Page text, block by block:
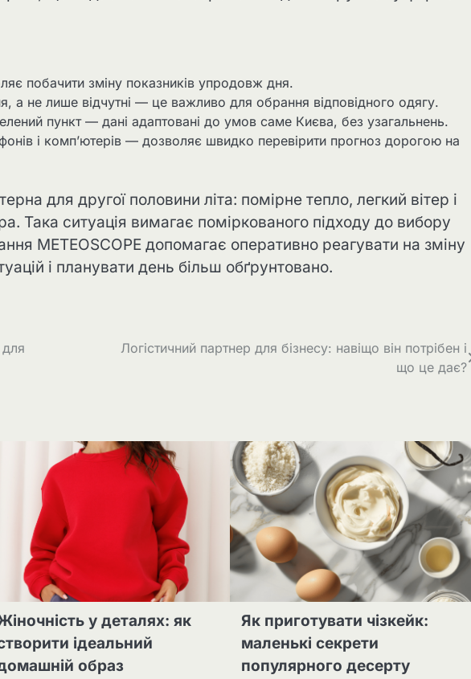
побачити зміну показників упродовж дня.
а не лише відчутні — це важливо для обрання відповідного одягу.
пункт — дані адаптовані до умов саме Києва, без узагальнень.
і комп’ютерів — дозволяє швидко перевірити прогноз дорогою на
для другої половини літа: помірне тепло, легкий вітер і
Така ситуація вимагає поміркованого підходу до вибору
METEOSCOPE допомагає оперативно реагувати на зміну
і планувати день більш обґрунтовано.
Логістичний партнер для бізнесу: навіщо він потрібен і
що це дає?
у деталях: як
ідеальний
образ
Як приготувати чізкейк:
маленькі секрети
популярного десерту